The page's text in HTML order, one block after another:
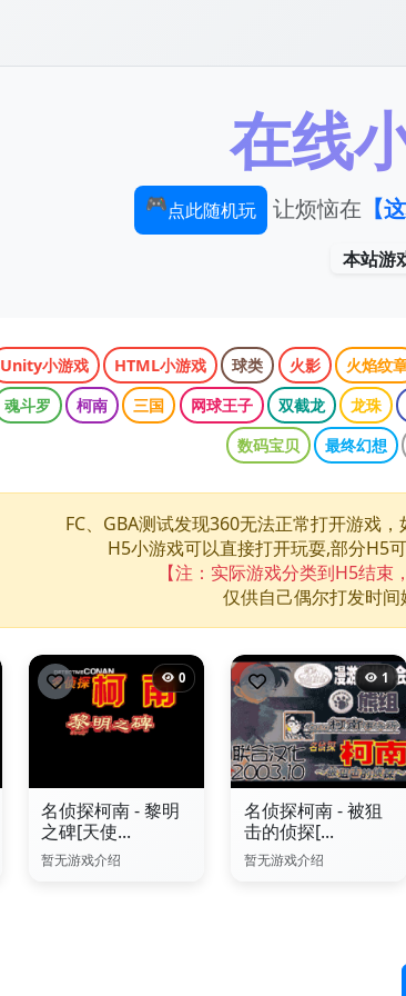
在线
🎮点此随机玩 让烦恼在 【
本站游
Unity小游戏 HTML小游戏 球类 火影 火焰纹
魂斗罗 柯南 三国 网球王子 双截龙 龙珠
数码宝贝
最终幻想
FC、GBA测试发现360无法正常打开游戏
H5小游戏可以直接打开玩耍,部分H5
【注：实际游戏分类到H5结束
仅供自己偶尔打发时间
0
名侦探柯南 - 黎明
之碑[天使...
暂无游戏介绍
1
名侦探柯南 - 被狙
击的侦探[...
暂无游戏介绍